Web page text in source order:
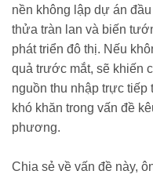
nền không lập dự án
thửa tràn lan và biến
phát triển đô thị. Nếu
quả trước mắt, sẽ khiến
nguồn thu nhập trực
khó khăn trong vấn đề
phương.
Chia sẻ về vấn đề này,